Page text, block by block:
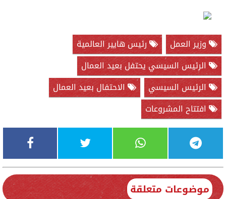
وزير العمل
رئيس هايير العالمية
الرئيس السيسي يحتفل بعيد العمال
الرئيس السيسي
الاحتفال بعيد العمال
افتتاح المشروعات
موضوعات متعلقة